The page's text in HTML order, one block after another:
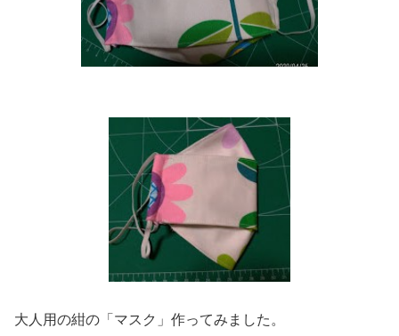
大人用の紺の「マスク」作ってみました。